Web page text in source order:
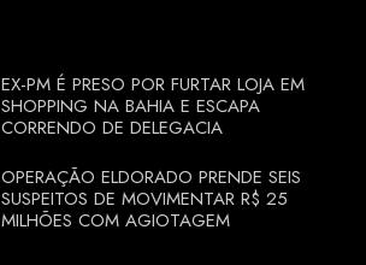
EX-PM É PRESO POR FURTAR LOJA EM
SHOPPING NA BAHIA E ESCAPA
CORRENDO DE DELEGACIA
OPERAÇÃO ELDORADO PRENDE SEIS
SUSPEITOS DE MOVIMENTAR R$ 25
MILHÕES COM AGIOTAGEM